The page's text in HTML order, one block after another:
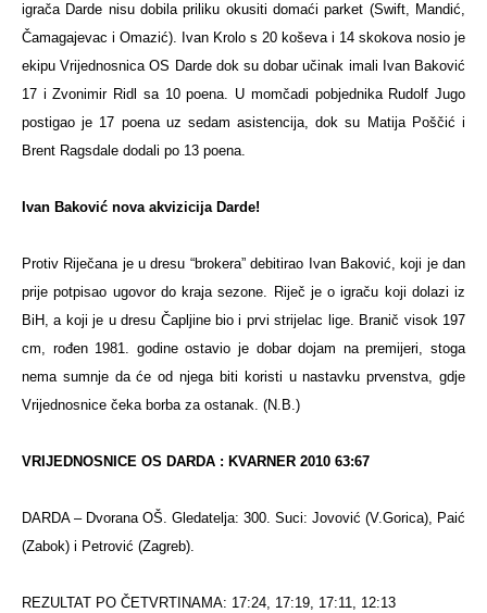
igrača Darde nisu dobila priliku okusiti domaći parket (Swift, Mandić,
Čamagajevac i Omazić). Ivan Krolo s 20 koševa i 14 skokova nosio je
ekipu Vrijednosnica OS Darde dok su dobar učinak imali Ivan Baković
17 i Zvonimir Ridl sa 10 poena. U momčadi pobjednika Rudolf Jugo
postigao je 17 poena uz sedam asistencija, dok su Matija Poščić i
Brent Ragsdale dodali po 13 poena.
Ivan Baković nova akvizicija Darde!
Protiv Riječana je u dresu “brokera” debitirao Ivan Baković, koji je dan
prije potpisao ugovor do kraja sezone. Riječ je o igraču koji dolazi iz
BiH, a koji je u dresu Čapljine bio i prvi strijelac lige. Branič visok 197
cm, rođen 1981. godine ostavio je dobar dojam na premijeri, stoga
nema sumnje da će od njega biti koristi u nastavku prvenstva, gdje
Vrijednosnice čeka borba za ostanak. (N.B.)
VRIJEDNOSNICE OS DARDA : KVARNER 2010 63:67
DARDA – Dvorana OŠ. Gledatelja: 300. Suci: Jovović (V.Gorica), Paić
(Zabok) i Petrović (Zagreb).
REZULTAT PO ČETVRTINAMA: 17:24, 17:19, 17:11, 12:13